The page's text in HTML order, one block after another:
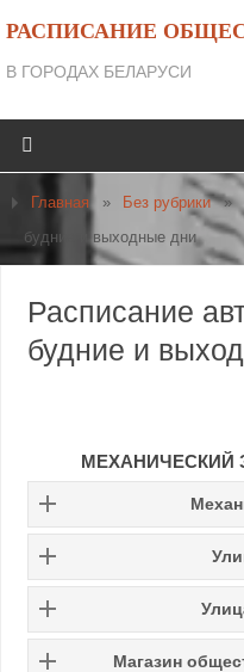
РАСПИСАНИЕ
В ГОРОДАХ БЕЛАРУСИ
Главная » Без рубрики »
будние и выходные дни
Расписание
будние и
МЕХАНИЧЕСКИЙ
Магазин